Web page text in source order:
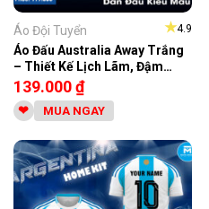
★4.9
Áo Đội Tuyển
Áo Đấu Australia Away Trắng
– Thiết Kế Lịch Lãm, Đậm
Chất Thể Thao
139.000₫
MUA NGAY